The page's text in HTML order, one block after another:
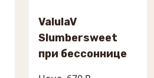
ValulaV
Slumbersweet
при бессоннице